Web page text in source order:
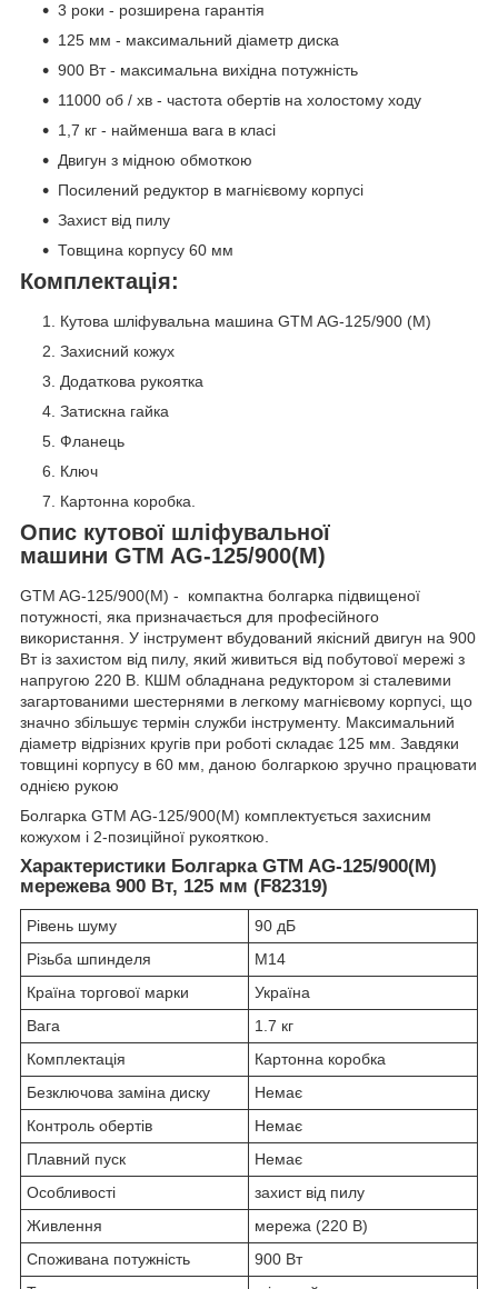
3 роки - розширена гарантія
125 мм - максимальний діаметр диска
900 Вт - максимальна вихідна потужність
11000 об / хв - частота обертів на холостому ходу
1,7 кг - найменша вага в класі
Двигун з мідною обмоткою
Посилений редуктор в магнієвому корпусі
Захист від пилу
Товщина корпусу 60 мм
Комплектація:
Кутова шліфувальна машина GTM AG-125/900 (M)
Захисний кожух
Додаткова рукоятка
Затискна гайка
Фланець
Ключ
Картонна коробка.
Опис кутової шліфувальної
машини GTM AG-125/900(M)
GTM AG-125/900(M) - компактна болгарка підвищеної
потужності, яка призначається для професійного
використання. У інструмент вбудований якісний двигун на 900
Вт із захистом від пилу, який живиться від побутової мережі з
напругою 220 В. КШМ обладнана редуктором зі сталевими
загартованими шестернями в легкому магнієвому корпусі, що
значно збільшує термін служби інструменту. Максимальний
діаметр відрізних кругів при роботі складає 125 мм. Завдяки
товщині корпусу в 60 мм, даною болгаркою зручно працювати
однією рукою
Болгарка GTM AG-125/900(M) комплектується захисним
кожухом і 2-позиційної рукояткою.
Характеристики Болгарка GTM AG-125/900(M)
мережева 900 Вт, 125 мм (F82319)
Рівень шуму
90 дБ
Різьба шпинделя
М14
Країна торгової марки
Україна
Вага
1.7 кг
Комплектація
Картонна коробка
Безключова заміна диску
Немає
Контроль обертів
Немає
Плавний пуск
Немає
Особливості
захист від пилу
Живлення
мережа (220 В)
Споживана потужність
900 Вт